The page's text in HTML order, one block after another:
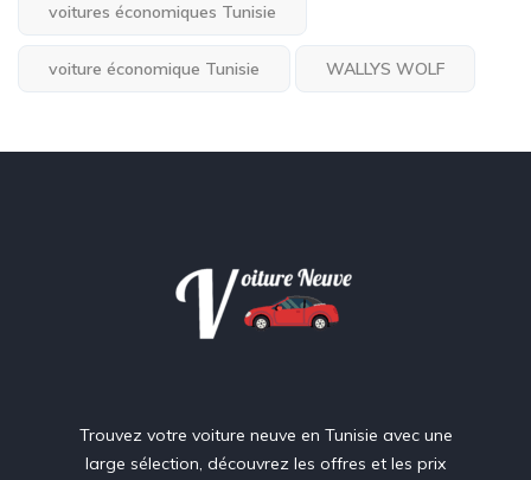
voitures économiques Tunisie
voiture économique Tunisie WALLYS WOLF
Trouvez votre voiture neuve en Tunisie avec une
large sélection, découvrez les offres et les prix